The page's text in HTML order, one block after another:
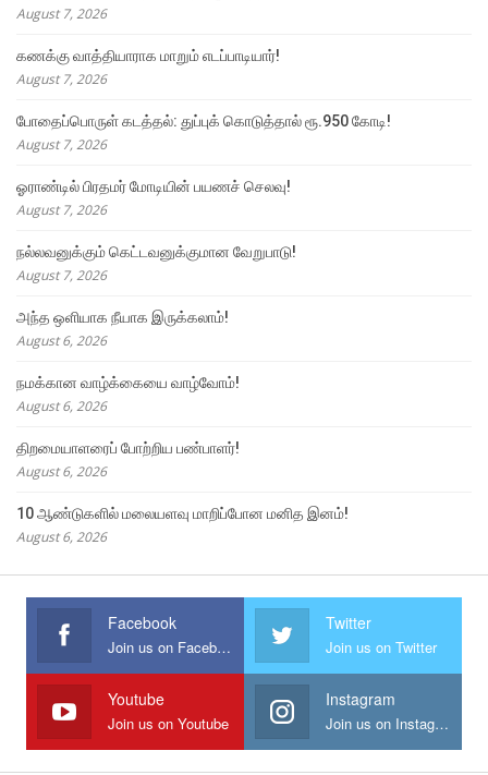
August 7, 2026
கணக்கு வாத்தியாராக மாறும் எடப்பாடியார்!
August 7, 2026
போதைப்பொருள் கடத்தல்: துப்புக் கொடுத்தால் ரூ.950 கோடி!
August 7, 2026
ஓராண்டில் பிரதமர் மோடியின் பயணச் செலவு!
August 7, 2026
நல்லவனுக்கும் கெட்டவனுக்குமான வேறுபாடு!
August 7, 2026
அந்த ஒளியாக நீயாக இருக்கலாம்!
August 6, 2026
நமக்கான வாழ்க்கையை வாழ்வோம்!
August 6, 2026
திறமையாளரைப் போற்றிய பண்பாளர்!
August 6, 2026
10 ஆண்டுகளில் மலையளவு மாறிப்போன மனித இனம்!
August 6, 2026
Facebook
Join us on Facebook
Twitter
Join us on Twitter
Youtube
Join us on Youtube
Instagram
Join us on Instagram